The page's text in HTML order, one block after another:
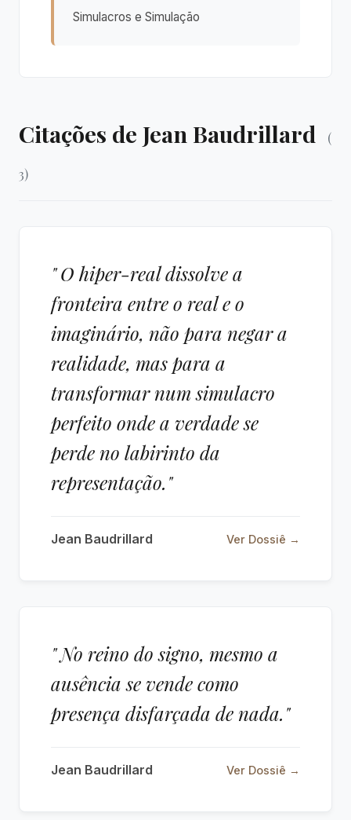
Simulacros e Simulação
Citações de Jean Baudrillard (
3)
" O hiper-real dissolve a
fronteira entre o real e o
imaginário, não para negar a
realidade, mas para a
transformar num simulacro
perfeito onde a verdade se
perde no labirinto da
representação."
Jean Baudrillard Ver Dossiê →
" No reino do signo, mesmo a
ausência se vende como
presença disfarçada de nada."
Jean Baudrillard Ver Dossiê →